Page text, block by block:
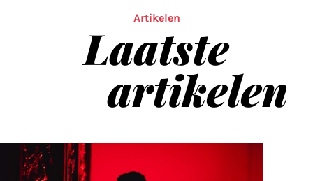
Artikelen
Laatste
artikelen